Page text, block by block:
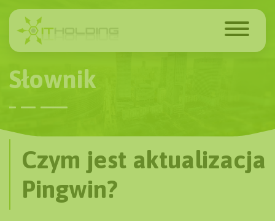
Słownik
Czym jest aktualizacja
Pingwin?